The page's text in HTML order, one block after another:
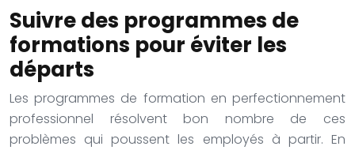
Suivre des programmes de
formations pour éviter les
départs
Les programmes de formation en perfectionnement
professionnel résolvent bon nombre de ces
problèmes qui poussent les employés à partir. En